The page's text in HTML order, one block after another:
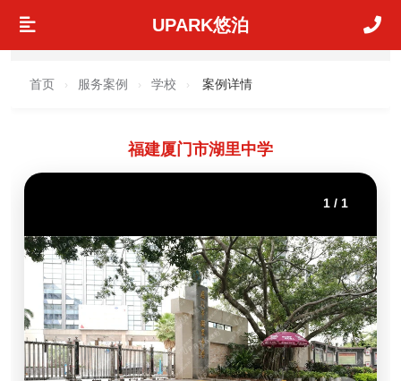
UPARK悠泊
首页 › 服务案例 › 学校 › 案例详情
福建厦门市湖里中学
1 / 1